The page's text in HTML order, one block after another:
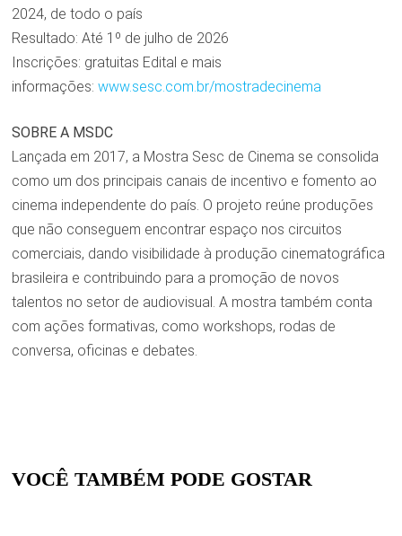
2024, de todo o país
Resultado: Até 1º de julho de 2026
Inscrições: gratuitas Edital e mais
informações: www.sesc.com.br/mostradecinema
SOBRE A MSDC
Lançada em 2017, a Mostra Sesc de Cinema se consolida
como um dos principais canais de incentivo e fomento ao
cinema independente do país. O projeto reúne produções
que não conseguem encontrar espaço nos circuitos
comerciais, dando visibilidade à produção cinematográfica
brasileira e contribuindo para a promoção de novos
talentos no setor de audiovisual. A mostra também conta
com ações formativas, como workshops, rodas de
conversa, oficinas e debates.
VOCÊ TAMBÉM PODE GOSTAR